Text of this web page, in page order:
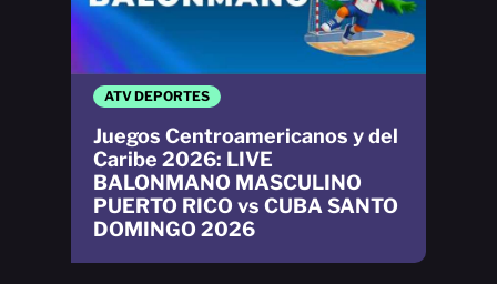
ATV DEPORTES
Juegos Centroamericanos y del
Caribe 2026: LIVE
BALONMANO MASCULINO
PUERTO RICO vs CUBA SANTO
DOMINGO 2026